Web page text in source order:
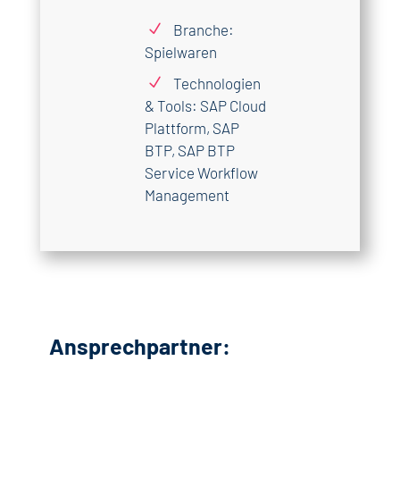
N
Branche:
Spielwaren
N
Technologien
& Tools: SAP Cloud
Plattform, SAP
BTP, SAP BTP
Service Workflow
Management
Ansprechpartner: